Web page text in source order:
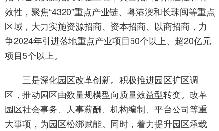
效性，聚焦“4320”重点产业链、粤港澳和长珠闽等重点
区域，大力实施资源招商、资本招商、以商招商，力
争2024年引进落地重点产业项目50个以上、超20亿元
项目5个以上。
三是深化园区改革创新。积极推进园区扩区调
区，推动园区由数量规模型向质量效益型转变。改革
园区社会事务、人事薪酬、机构编制、平台公司等重
大事项，为园区松绑赋能。同时，着力提升园区承载